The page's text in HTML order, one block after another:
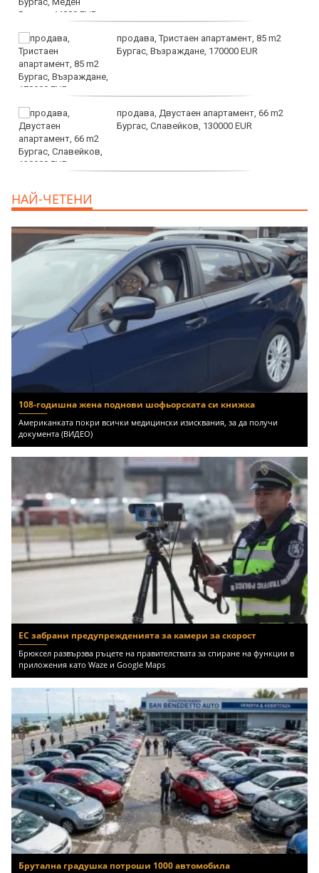
продава, Тристаен апартамент, 85 m2
Бургас, Възраждане, 170000 EUR
продава, Двустаен апартамент, 66 m2
Бургас, Славейков, 130000 EUR
НАЙ-ЧЕТЕНИ
108-годишна жена поднови шофьорската си книжка
Американката покри всички медицински изисквания, за да получи
документа (ВИДЕО)
ЕС забрани предупрежденията за камери за скорост
Брюксел развързва ръцете на правителствата за спиране на функции в
приложения като Waze и Google Maps
Брутална градушка потроши 1000 автомобила